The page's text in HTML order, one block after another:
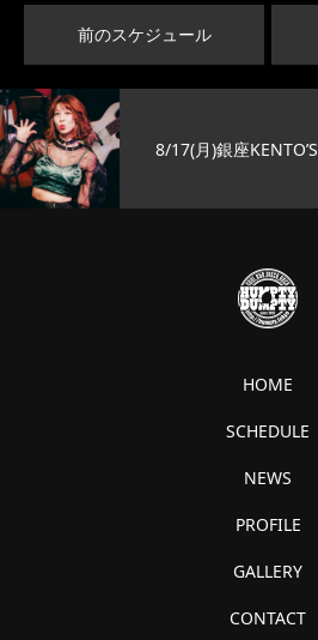
前のスケジュール
8/17(月)銀座KENTO’S
HOME
SCHEDULE
NEWS
PROFILE
GALLERY
CONTACT